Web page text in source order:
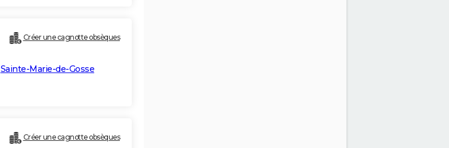
Créer une cagnotte obsèques
Sainte-Marie-de-Gosse
Créer une cagnotte obsèques